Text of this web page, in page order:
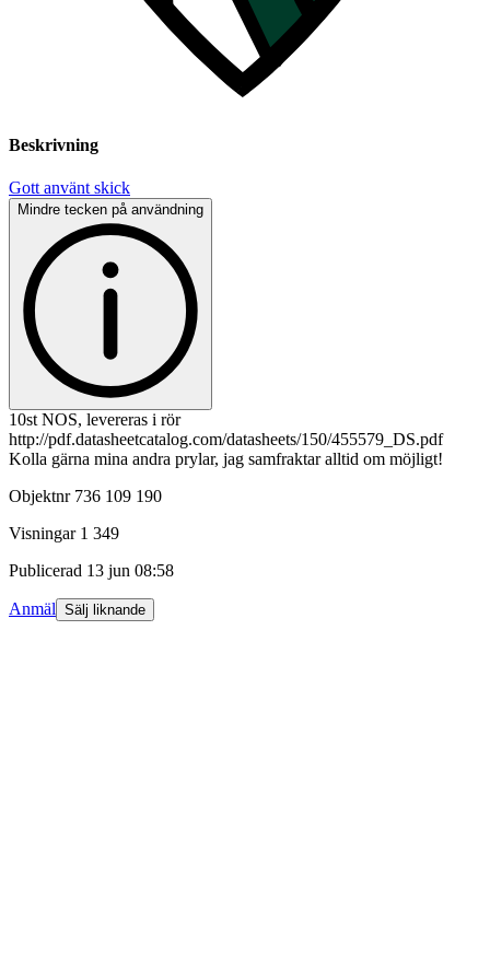
Beskrivning
Gott använt skick
Mindre tecken på användning
10st NOS, levereras i rör
http://pdf.datasheetcatalog.com/datasheets/150/455579_DS.pdf
Kolla gärna mina andra prylar, jag samfraktar alltid om möjligt!
Objektnr 736 109 190
Visningar 1 349
Publicerad 13 jun 08:58
Anmäl Sälj liknande